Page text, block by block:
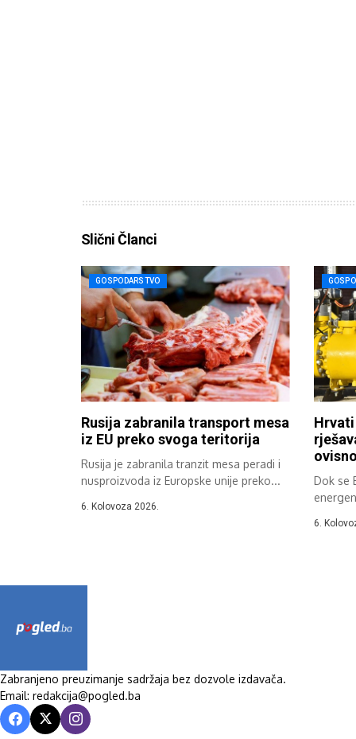
Slični Članci
GOSPODARSTVO
Rusija zabranila transport mesa
iz EU preko svoga teritorija
Rusija je zabranila tranzit mesa peradi i
nusproizvoda iz Europske unije preko...
6. Kolovoza 2026.
Dok se
6.
Zabranjeno preuzimanje sadržaja bez dozvole izdavača.
Email: redakcija@pogled.ba